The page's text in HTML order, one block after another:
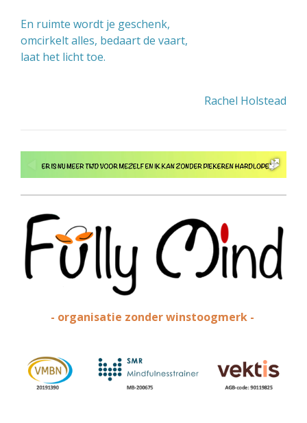
En ruimte wordt je geschenk,
omcirkelt alles, bedaart de vaart,
laat het licht toe.
Rachel Holstead
- organisatie zonder winstoogmerk -